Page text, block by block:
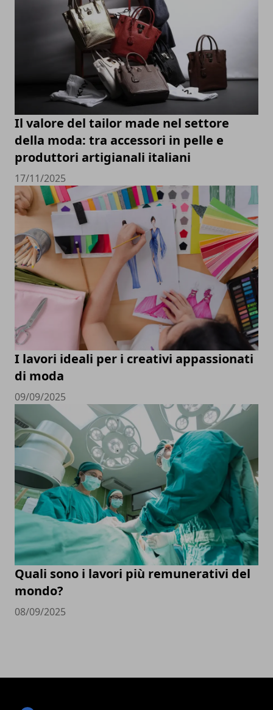
Il valore del tailor made nel settore
della moda: tra accessori in pelle e
produttori artigianali italiani
17/11/2025
I lavori ideali per i creativi appassionati
di moda
09/09/2025
Quali sono i lavori più remunerativi del
mondo?
08/09/2025